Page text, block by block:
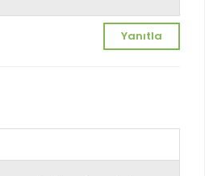
Yanıtla